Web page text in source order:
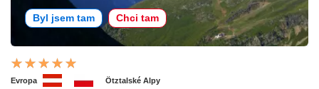
Byl jsem tam Chci tam
Evropa Ötztalské Alpy